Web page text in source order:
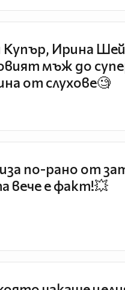
Купър, Ирина
мъж до
от слухове🧐
по-рано от
вече е факт!💥